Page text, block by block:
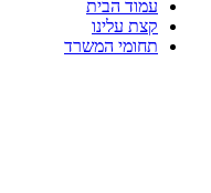
עמוד הבית
קצת עלינו
תחומי המשרד